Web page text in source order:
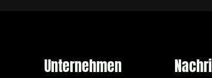
Unternehmen